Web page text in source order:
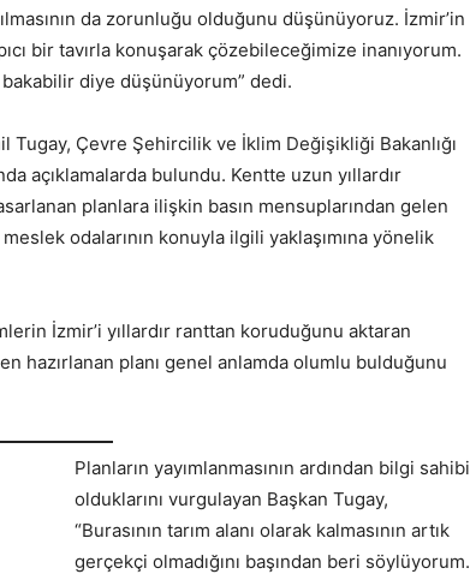
da zorunluğu olduğunu düşünüyoruz. İzmir’in
bir tavırla konuşarak çözebileceğimize inanıyorum.
diye düşünüyorum” dedi.
Tugay, Çevre Şehircilik ve İklim Değişikliği Bakanlığı
açıklamalarda bulundu. Kentte uzun yıllardır
planlara ilişkin basın mensuplarından gelen
odalarının konuyla ilgili yaklaşımına yönelik
İzmir’i yıllardır ranttan koruduğunu aktaran
hazırlanan planı genel anlamda olumlu bulduğunu
Planların yayımlanmasının ardından bilgi sahibi
olduklarını vurgulayan Başkan Tugay,
“Burasının tarım alanı olarak kalmasının artık
gerçekçi olmadığını başından beri söylüyorum.